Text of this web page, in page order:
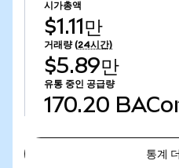
시가총액
$1.11만
거래량 (24시간)
$5.89만
유통 중인 공급량
170.20
통계